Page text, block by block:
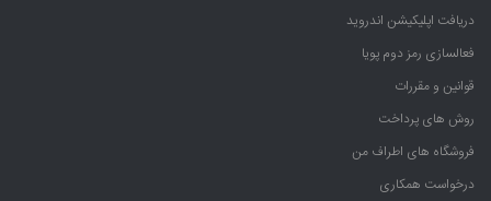
دریافت اپلیکیشن اندروید
فعالسازی رمز دوم پویا
قوانین و مقررات
روش های پرداخت
فروشگاه های اطراف من
درخواست همکاری